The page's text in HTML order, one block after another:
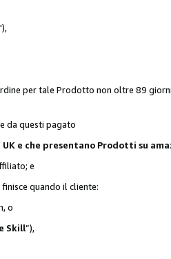
per tale Prodotto non oltre 89
da questi pagato
e che presentano Prodotti su
e
quando il cliente:
o
Skill”),